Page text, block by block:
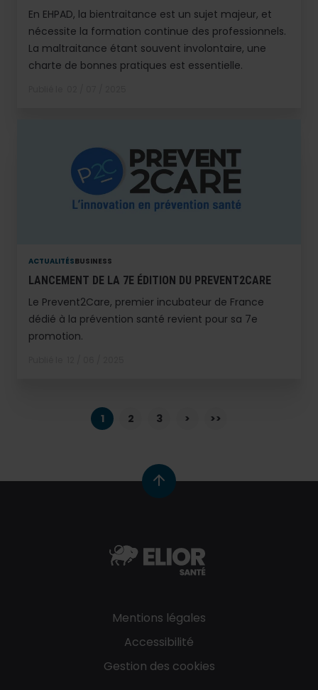
En EHPAD, la bientraitance est un sujet majeur, et
nécessite la formation continue des professionnels.
La maltraitance étant souvent involontaire, une
charte de bonnes pratiques est essentielle.
ACTUALITÉSBUSINESS
LANCEMENT DE LA 7E ÉDITION DU PREVENT2CARE
Le Prevent2Care, premier incubateur de France
dédié à la prévention santé revient pour sa 7e
promotion.
PAGINATION
1 2 3 > >>
Mentions légales
Accessibilité
Gestion des cookies